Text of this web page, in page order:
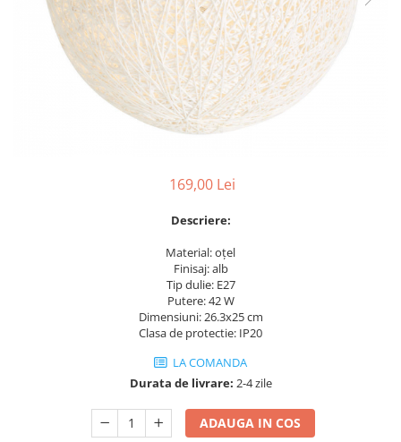
Perne decorative
Recipiente pentru lichide
Textile Bucatarie
Fete de masa
Prosoape si lavete
169,00 Lei
Descriere:
Material: oţel
Finisaj: alb
Tip dulie: E27
Putere: 42 W
Dimensiuni: 26.3x25 cm
Clasa de protectie: IP20
LA COMANDA
Durata de livrare: 2-4 zile
ADAUGA IN COS